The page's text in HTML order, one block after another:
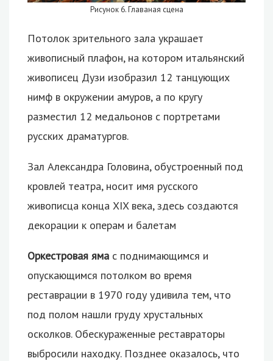
Рисунок 6. Главаная сцена
Потолок зрительного зала украшает
живописный плафон, на котором итальянский
живописец Дузи изобразил 12 танцующих
нимф в окружении амуров, а по кругу
разместил 12 медальонов с портретами
русских драматургов.
Зал Александра Головина, обустроенный под
кровлей театра, носит имя русского
живописца конца XIX века, здесь создаются
декорации к операм и балетам
Оркестровая яма с поднимающимся и
опускающимся потолком во время
реставрации в 1970 году удивила тем, что
под полом нашли груду хрустальных
осколков. Обескураженные реставраторы
выбросили находку. Позднее оказалось, что